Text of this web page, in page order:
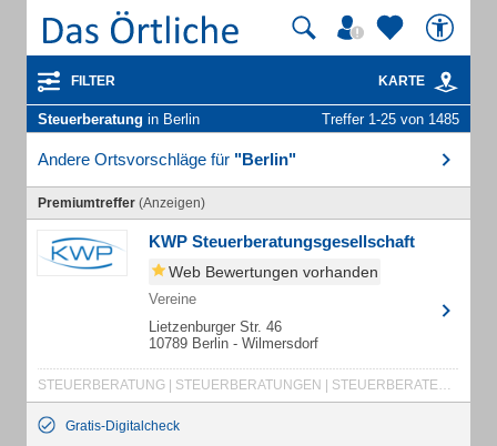
FILTER KARTE
Steuerberatung in Berlin Treffer 1-25 von 1485
Andere Ortsvorschläge für "Berlin"
Premiumtreffer (Anzeigen)
KWP Steuerberatungsgesellschaft
Web Bewertungen vorhanden
Vereine
Lietzenburger Str. 46
10789 Berlin - Wilmersdorf
STEUERBERATUNG | STEUERBERATUNGEN | STEUERBERATER | STEUERBERATERIN | JAHRESABSCHLUSS | JAHRESABSCHLÜSSE | KONZERNABSCHLUSS | KONZERNABSCHLÜSSE | BILANZ | BILANZEN | GEWINN- UND VERLUSTRECHNUNG (GUV) | EINNAHME-ÜBERSCHUSS-RECHNUNG (EÜR) | STEUERERKLÄRUNG | STEUERERKLÄRUNGEN | EINKOMMENSTEUER | KÖRPERSCHAFTSTEUER | GEWERBESTEUER | UMSATZSTEUER | ERBSCHAFTSTEUER | GRUNDERWERBSTEUER | GRUNDSTEUER | BETRIEBSPRÜFUNG | BETRIEBSPRÜFUNGEN | EINKOMMENSTEUERERKLÄRUNG | EINKOMMENSTEUERERKLÄRUNGEN
Gratis-Digitalcheck